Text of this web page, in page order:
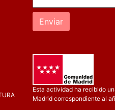
Enviar
Esta actividad ha recibido
Madrid correspondiente al